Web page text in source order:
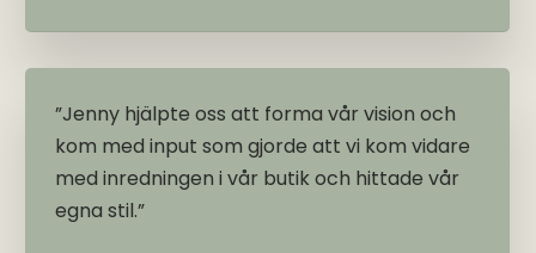
”Jenny hjälpte oss att forma vår vision och
kom med input som gjorde att vi kom vidare
med inredningen i vår butik och hittade vår
egna stil.”